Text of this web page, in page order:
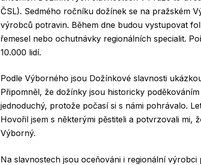
ČSL). Sedmého ročníku dožínek se na pražském
výrobců potravin. Během dne budou vystupovat
řemesel nebo ochutnávky regionálních specialit.
10.000 lidí.
Podle Výborného jsou Dožínkové slavnosti
Připomněl, že dožínky jsou historicky
jednoduchý, protože počasí si s námi pohrávalo.
Hovořil jsem s některými pěstiteli a potvrzovali mi,
Výborný.
Na slavnostech jsou oceňováni i regionální